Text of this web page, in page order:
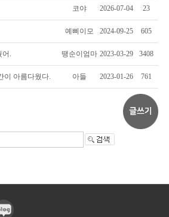
코야 2026-07-04 23
예삐이모 2024-09-25 605
어. 땡순이엄마 2023-03-29 3408
이 아름다웠다. 아들 2023-01-26 761